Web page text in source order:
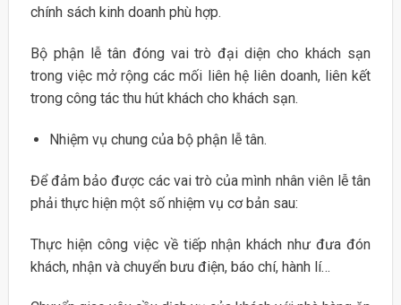
chính sách kinh doanh phù hợp.
Bộ phận lễ tân đóng vai trò đại diện cho khách sạn
trong việc mở rộng các mối liên hệ liên doanh, liên kết
trong công tác thu hút khách cho khách sạn.
Nhiệm vụ chung của bộ phận lễ tân.
Để đảm bảo được các vai trò của mình nhân viên lễ tân
phải thực hiện một số nhiệm vụ cơ bản sau:
Thực hiện công việc về tiếp nhận khách như đưa đón
khách, nhận và chuyển bưu điện, báo chí, hành lí…